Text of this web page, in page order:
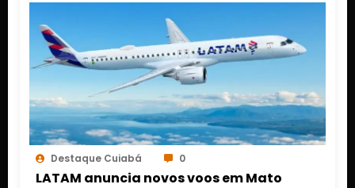
Destaque Cuiabá 0
LATAM anuncia novos voos em Mato